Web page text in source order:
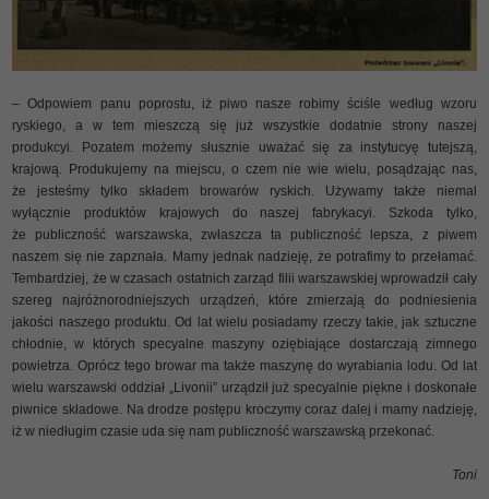
– Odpowiem panu poprostu, iż piwo nasze robimy ściśle według wzoru
ryskiego, a w tem mieszczą się już wszystkie dodatnie strony naszej
produkcyi. Pozatem możemy słusznie uważać się za instytucyę tutejszą,
krajową. Produkujemy na miejscu, o czem nie wie wielu, posądzając nas,
że jesteśmy tylko składem browarów ryskich. Używamy także niemal
wyłącznie produktów krajowych do naszej fabrykacyi. Szkoda tylko,
że publiczność warszawska, zwłaszcza ta publiczność lepsza, z piwem
naszem się nie zapznała. Mamy jednak nadzieję, że potrafimy to przełamać.
Tembardziej, że w czasach ostatnich zarząd filii warszawskiej wprowadził cały
szereg najróżnorodniejszych urządzeń, które zmierzają do podniesienia
jakości naszego produktu. Od lat wielu posiadamy rzeczy takie, jak sztuczne
chłodnie, w których specyalne maszyny oziębiające dostarczają zimnego
powietrza. Oprócz tego browar ma także maszynę do wyrabiania lodu. Od lat
wielu warszawski oddział „Livonii” urządził już specyalnie piękne i doskonałe
piwnice składowe. Na drodze postępu kroczymy coraz dalej i mamy nadzieję,
iż w niedługim czasie uda się nam publiczność warszawską przekonać.
Toni